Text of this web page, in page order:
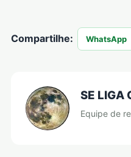
Compartilhe: WhatsApp
SE LIGA
Equipe de